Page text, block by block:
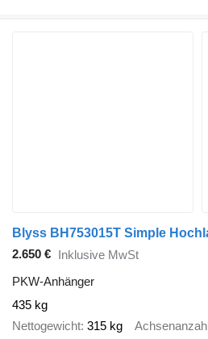
2.650 €
Inklusive MwSt
PKW-Anhänger
435 kg
Nettogewicht 315 kg Achsenanzahl